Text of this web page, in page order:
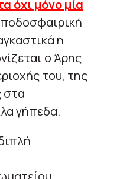
όχι μόνο μία
η
ο Άρης
του, της
στα
γήπεδα.